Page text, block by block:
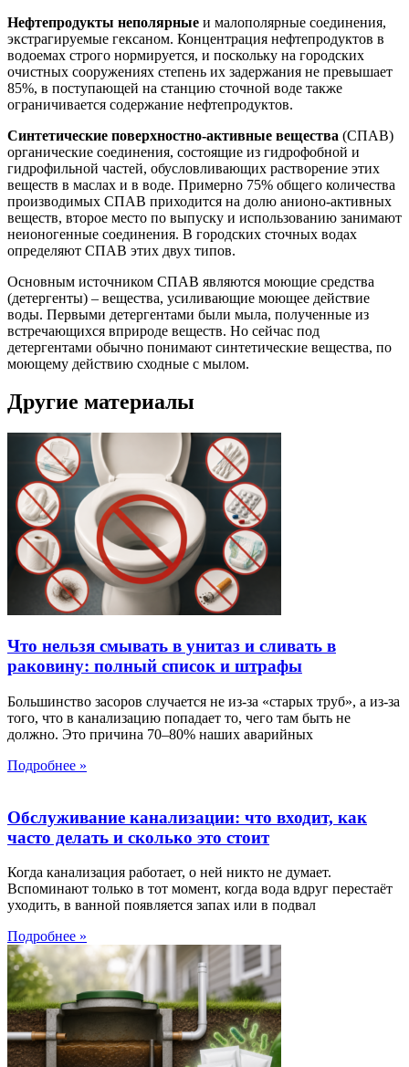
Нефтепродукты неполярные и малополярные соединения,
экстрагируемые гексаном. Концентрация нефтепродуктов в
водоемах строго нормируется, и поскольку на городских
очистных сооружениях степень их задержания не превышает
85%, в поступающей на станцию сточной воде также
ограничивается содержание нефтепродуктов.
Синтетические поверхностно-активные вещества (СПАВ)
органические соединения, состоящие из гидрофобной и
гидрофильной частей, обусловливающих растворение этих
веществ в маслах и в воде. Примерно 75% общего количества
производимых СПАВ приходится на долю анионо-активных
веществ, второе место по выпуску и использованию занимают
неионогенные соединения. В городских сточных водах
определяют СПАВ этих двух типов.
Основным источником СПАВ являются моющие средства
(детергенты) – вещества, усиливающие моющее действие
воды. Первыми детергентами были мыла, полученные из
встречающихся вприроде веществ. Но сейчас под
детергентами обычно понимают синтетические вещества, по
моющему действию сходные с мылом.
Другие материалы
Что нельзя смывать в унитаз и сливать в
раковину: полный список и штрафы
Большинство засоров случается не из-за «старых труб», а из-за
того, что в канализацию попадает то, чего там быть не
должно. Это причина 70–80% наших аварийных
Подробнее »
Обслуживание канализации: что входит, как
часто делать и сколько это стоит
Когда канализация работает, о ней никто не думает.
Вспоминают только в тот момент, когда вода вдруг перестаёт
уходить, в ванной появляется запах или в подвал
Подробнее »